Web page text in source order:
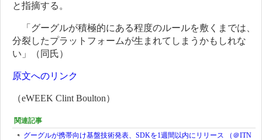
と指摘する。
「グーグルが積極的にある程度のルールを敷くまでは、
分裂したプラットフォームが生まれてしまうかもしれな
い」（同氏）
原文へのリンク
（eWEEK Clint Boulton）
関連記事
グーグルが携帯向け基盤技術発表、SDKを1週間以内にリリース （＠ITN